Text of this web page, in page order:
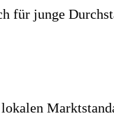
für junge